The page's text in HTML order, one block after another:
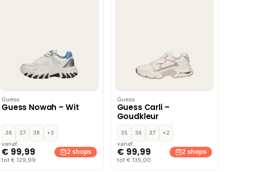
Guess
Guess Nowah – Wit
36 37 38
+3
vanaf
€ 99,99
tot € 129,99
2 shops
Guess
Guess Carli –
Goudkleur
35 36 37
+2
vanaf
€ 99,99
tot € 135,00
2 shops